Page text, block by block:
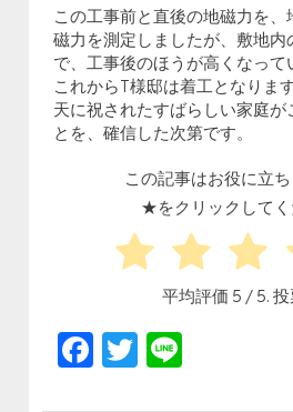
この工事前と直後の地磁力を
磁力を測定しましたが、敷地内
で、工事後のほうが高くなって
これからT様邸は着工となりま
天に祝されたすばらしい家庭が
とを、確信した次第です。
この記事はお役に立
★をクリックしてく
平均評価 5 / 5.
Facebook
Twitter